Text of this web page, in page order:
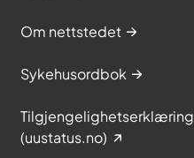
Om nettstedet
Sykehusordbok
Tilgjengelighetserklæring
(uustatus.no)